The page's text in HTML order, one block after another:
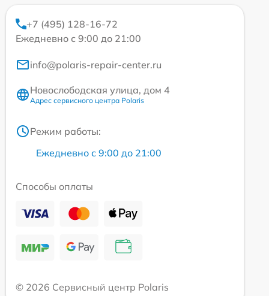
+7 (495) 128-16-72
Ежедневно с 9:00 до 21:00
info@polaris-repair-center.ru
Новослободская улица, дом 4
Адрес сервисного центра Polaris
Режим работы:
Ежедневно с 9:00 до 21:00
Способы оплаты
© 2026 Сервисный центр Polaris